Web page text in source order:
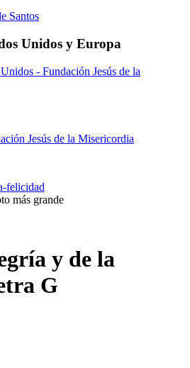
Santos
Unidos y Europa
más grande
y de la
G